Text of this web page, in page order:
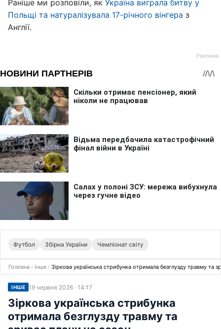
Раніше ми розповіли, як Україна виграла битву у
Польщі та натуралізувала 17-річного вінгера з
Англії.
Футбол Збірна України Чемпіонат світу
Головна › Інше › Зіркова українська стрибунка отримала безглузду травму та
ІНШЕ 19 червня 2026 · 14:17
Зіркова українська стрибунка
отримала безглузду травму та